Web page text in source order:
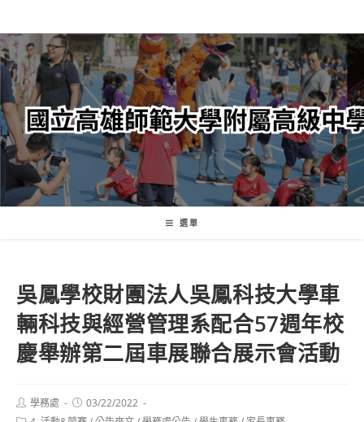
轉
至
主
內
容
選單
吳鳳學校財團法人吳鳳科技大學車
輛科技與經營管理系配合57週年校
慶舉辦第二屆車展聯合展示會活動
Post
author:
學務處
Post
published:
03/22/2022